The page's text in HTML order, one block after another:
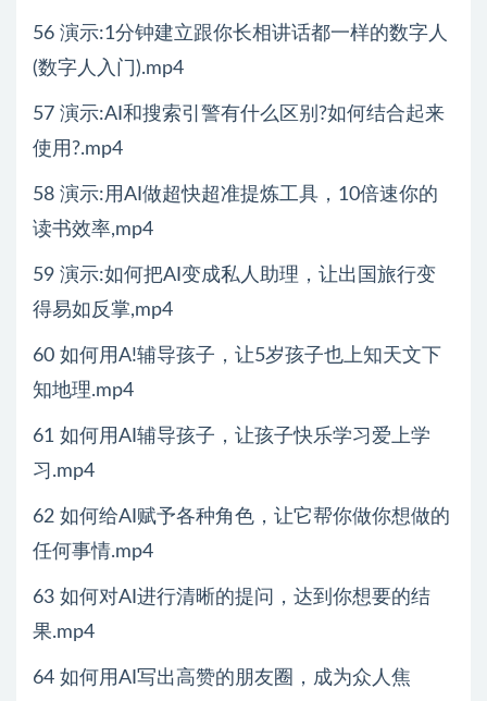
56 演示:1分钟建立跟你长相讲话都一样的数字人
(数字人入门).mp4
57 演示:AI和搜索引警有什么区别?如何结合起来
使用?.mp4
58 演示:用AI做超快超准提炼工具，10倍速你的
读书效率,mp4
59 演示:如何把AI变成私人助理，让出国旅行变
得易如反掌,mp4
60 如何用A!辅导孩子，让5岁孩子也上知天文下
知地理.mp4
61 如何用AI辅导孩子，让孩子快乐学习爱上学
习.mp4
62 如何给AI赋予各种角色，让它帮你做你想做的
任何事情.mp4
63 如何对AI进行清晰的提问，达到你想要的结
果.mp4
64 如何用AI写出高赞的朋友圈，成为众人焦